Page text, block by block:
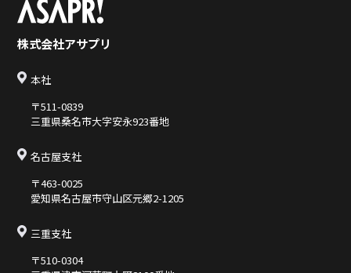
株式会社アサプリ
本社
〒511-0839
三重県桑名市大字安永923番地
名古屋支社
〒463-0025
愛知県名古屋市守山区元郷2-1205
三重支社
〒510-0304